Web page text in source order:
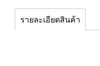
รายละเอียดสินค้า